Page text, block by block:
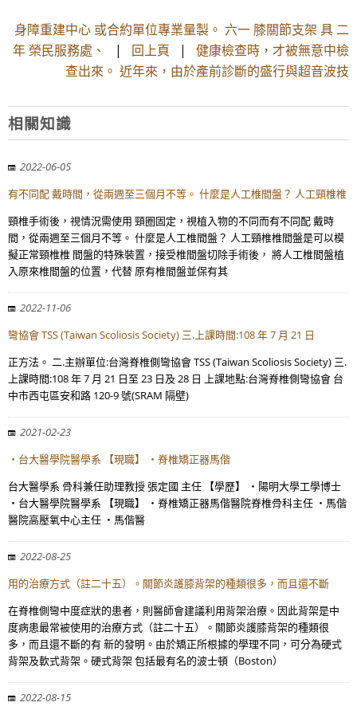
身障重建中心 或合約單位專業量製。 六一 膝關節支架 具 二
年 榮民服務處、
| 回上頁 | 健康檢查時，才被無意中檢
查出來。 近年來，由於產前診斷的盛行與超音波技
相關知識
2022-06-05
有不同配 戴時間，從兩週至三個月不等。 什麼是人工椎間盤？ 人工頸椎椎
頸椎手術後，視情況需使用 頸圈固定，視植入物的不同而有不同配 戴時
間，從兩週至三個月不等。 什麼是人工椎間盤？ 人工頸椎椎間盤是可以模
擬正常頸椎椎 間盤的特殊裝置，接受椎間盤切除手術後， 將人工椎間盤植
入原來椎間盤的位置，代替 原有椎間盤並保有其
2022-11-06
彎協會 TSS (Taiwan Scoliosis Society) 三.上課時間:108 年 7 月 21 日
正方法。 二.主辦單位:台灣脊椎側彎協會 TSS (Taiwan Scoliosis Society) 三.
上課時間:108 年 7 月 21 日至 23 日及 28 日 上課地點:台灣脊椎側彎協會 台
中市西屯區安和路 120-9 號(SRAM 隔壁)
2021-02-23
・台大醫學院醫學系 【現職】 ・脊椎矯正器馬偕
台大醫學系 骨科兼任助理教授 張定國 主任 【學歷】 ・陽明大學工學博士
・台大醫學院醫學系 【現職】 ・脊椎矯正器馬偕醫院脊椎骨科主任 ・馬偕
醫院高壓氧中心主任 ・馬偕醫
2022-08-25
用的治療方式（註二十五）。關節炎護膝背架的種類很多，而且還不斷
在脊椎側彎中度症狀的患者，則醫師會建議利用背架治療。因此背架是中
度病患最常被使用的治療方式（註二十五）。關節炎護膝背架的種類很
多，而且還不斷的有 新的發明。由於矯正所根據的學理不同，可分為硬式
背架及軟式背架。硬式背架 包括最有名的波士頓（Boston）
2022-08-15